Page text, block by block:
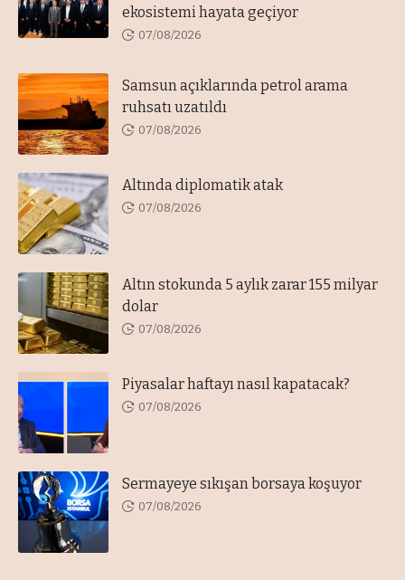
ekosistemi hayata geçiyor
07/08/2026
Samsun açıklarında petrol arama
ruhsatı uzatıldı
07/08/2026
Altında diplomatik atak
07/08/2026
Altın stokunda 5 aylık zarar 155 milyar
dolar
07/08/2026
Piyasalar haftayı nasıl kapatacak?
07/08/2026
Sermayeye sıkışan borsaya koşuyor
07/08/2026